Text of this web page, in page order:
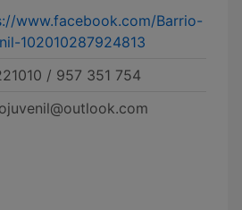
www.facebook.com/Barrio-
102010287924813
/ 957 351 754